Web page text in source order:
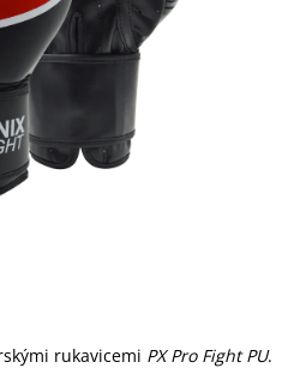
rukavicemi PX Pro Fight PU.